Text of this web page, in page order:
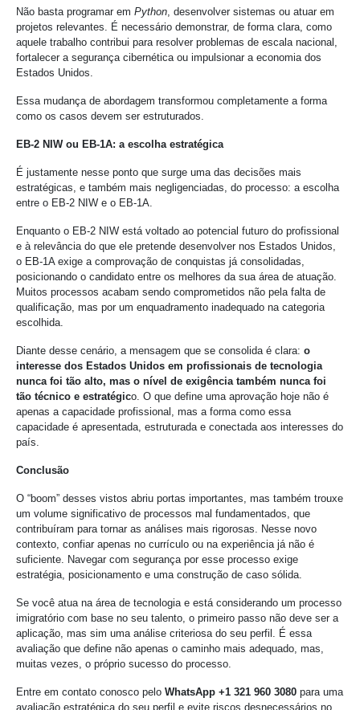
Não basta programar em Python , desenvolver sistemas ou atuar em
projetos relevantes. É necessário demonstrar, de forma clara, como
aquele trabalho contribui para resolver problemas de escala nacional,
fortalecer a segurança cibernética ou impulsionar a economia dos
Estados Unidos.
Essa mudança de abordagem transformou completamente a forma
como os casos devem ser estruturados.
EB-2 NIW ou EB-1A: a escolha estratégica
É justamente nesse ponto que surge uma das decisões mais
estratégicas, e também mais negligenciadas, do processo: a escolha
entre o EB-2 NIW e o EB-1A.
Enquanto o EB-2 NIW está voltado ao potencial futuro do profissional
e à relevância do que ele pretende desenvolver nos Estados Unidos,
o EB-1A exige a comprovação de conquistas já consolidadas,
posicionando o candidato entre os melhores da sua área de atuação.
Muitos processos acabam sendo comprometidos não pela falta de
qualificação, mas por um enquadramento inadequado na categoria
escolhida.
Diante desse cenário, a mensagem que se consolida é clara: o
interesse dos Estados Unidos em profissionais de tecnologia
nunca foi tão alto, mas o nível de exigência também nunca foi
tão técnico e estratégico. O que define uma aprovação hoje não é
apenas a capacidade profissional, mas a forma como essa
capacidade é apresentada, estruturada e conectada aos interesses do
país.
Conclusão
O “boom” desses vistos abriu portas importantes, mas também trouxe
um volume significativo de processos mal fundamentados, que
contribuíram para tornar as análises mais rigorosas. Nesse novo
contexto, confiar apenas no currículo ou na experiência já não é
suficiente. Navegar com segurança por esse processo exige
estratégia, posicionamento e uma construção de caso sólida.
Se você atua na área de tecnologia e está considerando um processo
imigratório com base no seu talento, o primeiro passo não deve ser a
aplicação, mas sim uma análise criteriosa do seu perfil. É essa
avaliação que define não apenas o caminho mais adequado, mas,
muitas vezes, o próprio sucesso do processo.
Entre em contato conosco pelo WhatsApp +1 321 960 3080 para uma
avaliação estratégica do seu perfil e evite riscos desnecessários no